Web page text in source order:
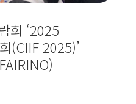
회 ‘2025
(CIIF 2025)’